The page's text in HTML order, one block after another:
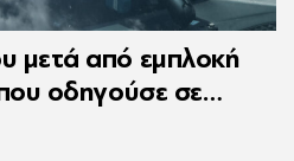
μετά από εμπλοκή
οδηγούσε σε